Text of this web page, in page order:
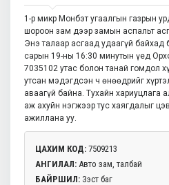
1-р микр Монбэт угаалгын газрын
шороон зам дээр замын аспальт
Энэ талаар асгаад удаагүй байхад
сарын 19-ны 16:30 минутын үед
7035102 утас болон танай гомдол
утсан мэдэгдсэн ч өнөөдрийг
аваагүй байна. Тухайн хариуцлага
аж ахуйн нэгжээр тус хаягдалыг
ажиллана уу.
ЦАХИМ КОД: 7509213
АНГИЛАЛ: Авто зам, талбай
БАЙРШИЛ: Зэст баг